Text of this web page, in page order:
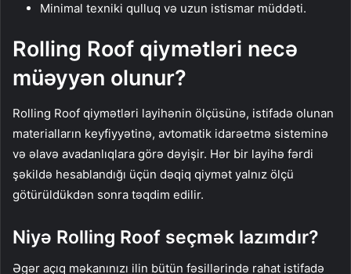
Minimal texniki qulluq və uzun istismar müddəti.
Rolling Roof qiymətləri necə
müəyyən olunur?
Rolling Roof qiymətləri layihənin ölçüsünə, istifadə olunan
materialların keyfiyyətinə, avtomatik idarəetmə sisteminə
və əlavə avadanlıqlara görə dəyişir. Hər bir layihə fərdi
şəkildə hesablandığı üçün dəqiq qiymət yalnız ölçü
götürüldükdən sonra təqdim edilir.
Niyə Rolling Roof seçmək lazımdır?
Əgər açıq məkanınızı ilin bütün fəsillərində rahat istifadə